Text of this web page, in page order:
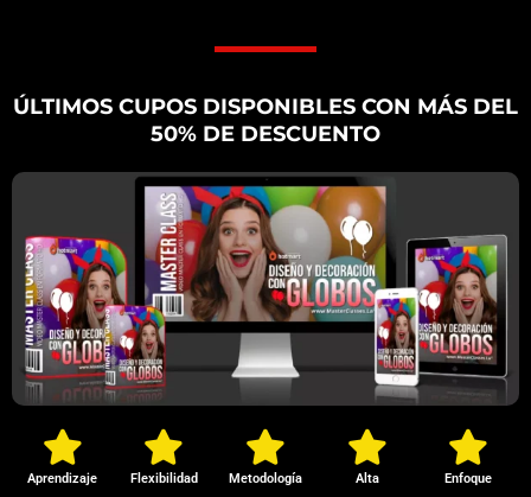
ÚLTIMOS CUPOS DISPONIBLES CON MÁS DEL
50% DE DESCUENTO
Aprendizaje
Flexibilidad
Metodología
Alta
Enfoque